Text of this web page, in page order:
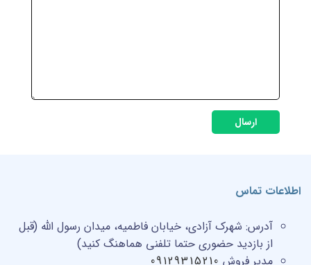
ارسال
اطلاعات تماس
آدرس: شهرک آزادی، خیابان فاطمیه، میدان رسول الله (قبل
از بازدید حضوری حتما تلفنی هماهنگ کنید)
مدیر فروش 09129315210